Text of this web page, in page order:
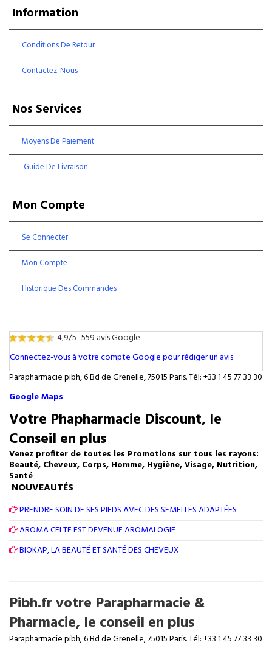
Information
Conditions De Retour
Contactez-Nous
Nos Services
Moyens De Paiement
Guide De Livraison
Mon Compte
Se Connecter
Mon Compte
Historique Des Commandes
4,9/5 559 avis Google
Connectez-vous à votre compte Google pour rédiger un avis
Parapharmacie pibh, 6 Bd de Grenelle, 75015 Paris. Tél: +33 1 45 77 33 30
Google Maps
Votre Phapharmacie Discount, le
Conseil en plus
Venez profiter de toutes les Promotions sur tous les rayons:
Beauté, Cheveux, Corps, Homme, Hygiène, Visage, Nutrition,
Santé
NOUVEAUTÉS
PRENDRE SOIN DE SES PIEDS AVEC DES SEMELLES ADAPTÉES
AROMA CELTE EST DEVENUE AROMALOGIE
BIOKAP, LA BEAUTÉ ET SANTÉ DES CHEVEUX
Pibh.fr votre Parapharmacie &
Pharmacie, le conseil en plus
Parapharmacie pibh, 6 Bd de Grenelle, 75015 Paris. Tél: +33 1 45 77 33 30